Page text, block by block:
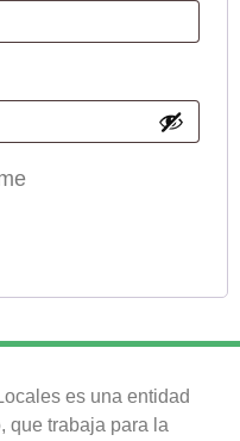
es una entidad
que trabaja para la